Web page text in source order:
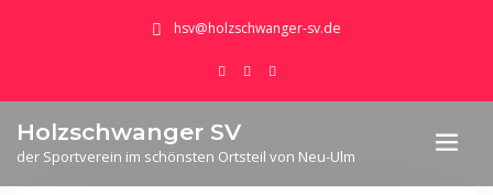
hsv@holzschwanger-sv.de
Holzschwanger SV
der Sportverein im schönsten Ortsteil von Neu-Ulm